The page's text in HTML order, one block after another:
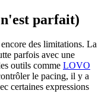
parfait)
des limitations. La
parfois avec une
outils comme LOVO
le pacing, il y a
certaines expressions